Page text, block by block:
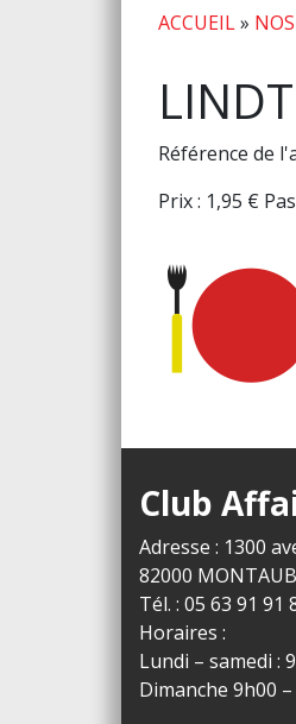
ACCUEIL»
Référence de
Prix : 1,95 €
Club
Adresse : 1300
82000
Tél. : 05 63 91 91
Horaires :
Lundi – samedi :
Dimanche 9h00